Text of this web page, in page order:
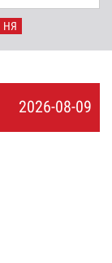
НЯ
2026-08-09